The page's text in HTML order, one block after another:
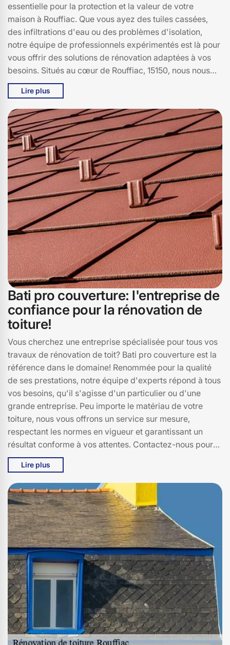
essentielle pour la protection et la valeur de votre
maison à Rouffiac. Que vous ayez des tuiles cassées,
des infiltrations d'eau ou des problèmes d'isolation,
notre équipe de professionnels expérimentés est là pour
vous offrir des solutions de rénovation adaptées à vos
besoins. Situés au cœur de Rouffiac, 15150, nous nous
engageons à utiliser des matériaux de haute qualité et
des techniques modernes pour garantir une toiture
durable et esthétique. Laissez-nous vous accompagner
dans ce projet crucial et redonner à votre maison toute
sa splendeur. Contactez Bati pro couverture dès
aujourd'hui pour une évaluation gratuite et découvrez
comment nous pouvons transformer votre toiture
endommagée en une toiture comme neuve, résistante et
belle. Votre satisfaction est notre priorité à Bati pro
couverture.
Lire plus
Bati pro couverture: l'entreprise de
confiance pour la rénovation de
toiture!
Vous cherchez une entreprise spécialisée pour tous vos
travaux de rénovation de toit? Bati pro couverture est la
référence dans le domaine! Renommée pour la qualité
de ses prestations, notre équipe d'experts répond à tous
vos besoins, qu'il s'agisse d'un particulier ou d'une
grande entreprise. Peu importe le matériau de votre
toiture, nous vous offrons un service sur mesure,
respectant les normes en vigueur et garantissant un
résultat conforme à vos attentes. Contactez-nous pour
discuter de votre projet de rénovation de toiture et
obtenir un devis personnalisé.
Lire plus